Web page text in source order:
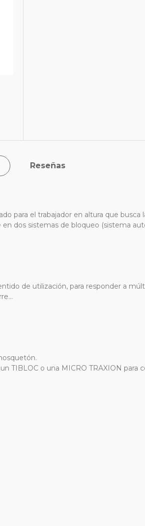
Reseñas
para el trabajador en altura que busca
en dos sistemas de bloqueo (sistema
de utilización, para responder a
TIBLOC o una MICRO TRAXION para